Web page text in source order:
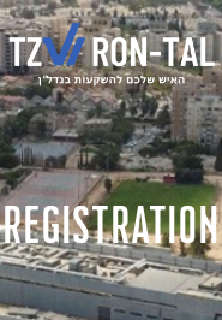
Registration